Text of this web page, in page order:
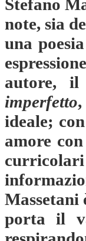
Stefano
note, sia
una
autore,
imperfetto
ideale;
amore
Massetani
porta il